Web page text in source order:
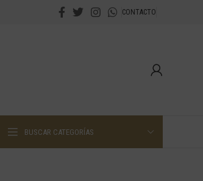
CONTACTO
BUSCAR CATEGORÍAS